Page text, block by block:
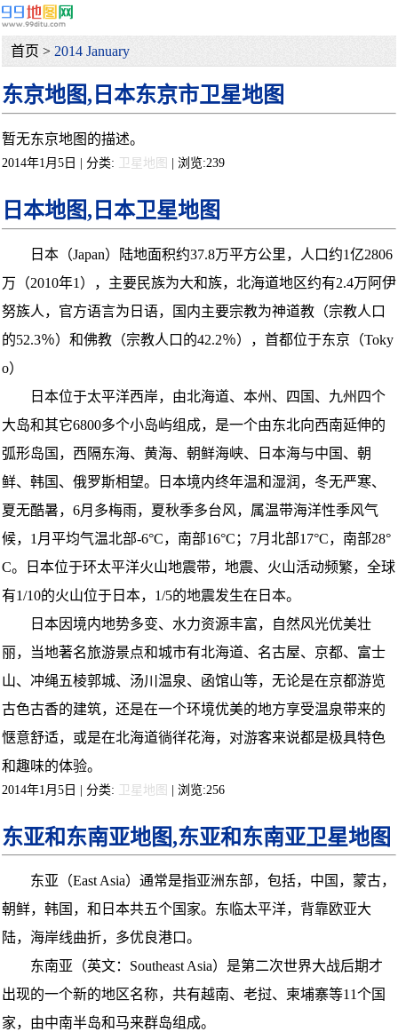
首页 > 2014 January
东京地图,日本东京市卫星地图
暂无东京地图的描述。
2014年1月5日 | 分类: 卫星地图 | 浏览:239
日本地图,日本卫星地图
日本（Japan）陆地面积约37.8万平方公里，人口约1亿2806
万（2010年1），主要民族为大和族，北海道地区约有2.4万阿伊
努族人，官方语言为日语，国内主要宗教为神道教（宗教人口
的52.3％）和佛教（宗教人口的42.2％），首都位于东京（Toky
o）
日本位于太平洋西岸，由北海道、本州、四国、九州四个
大岛和其它6800多个小岛屿组成，是一个由东北向西南延伸的
弧形岛国，西隔东海、黄海、朝鲜海峡、日本海与中国、朝
鲜、韩国、俄罗斯相望。日本境内终年温和湿润，冬无严寒、
夏无酷暑，6月多梅雨，夏秋季多台风，属温带海洋性季风气
候，1月平均气温北部-6°C，南部16°C；7月北部17°C，南部28°
C。日本位于环太平洋火山地震带，地震、火山活动频繁，全球
有1/10的火山位于日本，1/5的地震发生在日本。
日本因境内地势多变、水力资源丰富，自然风光优美壮
丽，当地著名旅游景点和城市有北海道、名古屋、京都、富士
山、冲绳五棱郭城、汤川温泉、函馆山等，无论是在京都游览
古色古香的建筑，还是在一个环境优美的地方享受温泉带来的
惬意舒适，或是在北海道徜徉花海，对游客来说都是极具特色
和趣味的体验。
2014年1月5日 | 分类: 卫星地图 | 浏览:256
东亚和东南亚地图,东亚和东南亚卫星地图
东亚（East Asia）通常是指亚洲东部，包括，中国，蒙古，
朝鲜，韩国，和日本共五个国家。东临太平洋，背靠欧亚大
陆，海岸线曲折，多优良港口。
东南亚（英文：Southeast Asia）是第二次世界大战后期才
出现的一个新的地区名称，共有越南、老挝、柬埔寨等11个国
家，由中南半岛和马来群岛组成。